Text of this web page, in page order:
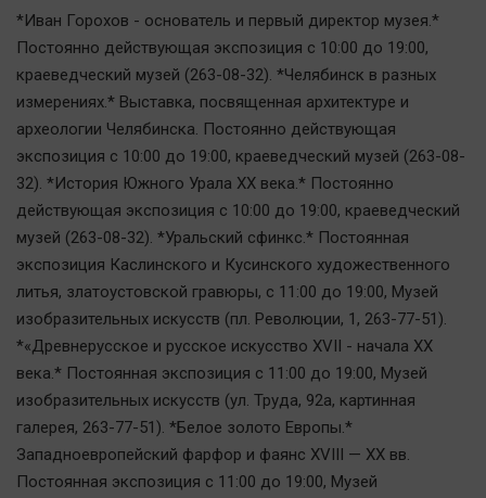
*Иван Горохов - основатель и первый директор музея.*
Постоянно действующая экспозиция с 10:00 до 19:00,
краеведческий музей (263-08-32). *Челябинск в разных
измерениях.* Выставка, посвященная архитектуре и
археологии Челябинска. Постоянно действующая
экспозиция с 10:00 до 19:00, краеведческий музей (263-08-
32). *История Южного Урала ХХ века.* Постоянно
действующая экспозиция с 10:00 до 19:00, краеведческий
музей (263-08-32). *Уральский сфинкс.* Постоянная
экспозиция Каслинского и Кусинского художественного
литья, златоустовской гравюры, с 11:00 до 19:00, Mузей
изобразительных искусств (пл. Революции, 1, 263-77-51).
*«Древнерусское и русское искусство XVII - начала ХХ
века.* Постоянная экспозиция с 11:00 до 19:00, Mузей
изобразительных искусств (ул. Труда, 92а, картинная
галерея, 263-77-51). *Белое золото Европы.*
Западноевропейский фарфор и фаянс XVIII — XX вв.
Постоянная экспозиция с 11:00 до 19:00, Mузей